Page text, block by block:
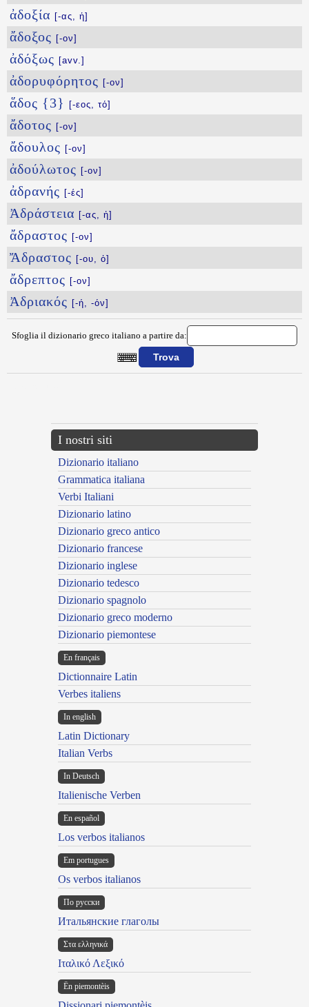
ἀδοξία [-ας, ἡ]
ἄδοξος [-ον]
ἀδόξως [avv.]
ἀδορυφόρητος [-ον]
ἅδος {3} [-εος, τό]
ἄδοτος [-ον]
ἄδουλος [-ον]
ἀδούλωτος [-ον]
ἀδρανής [-ές]
Ἀδράστεια [-ας, ἡ]
ἄδραστος [-ον]
Ἄδραστος [-ου, ὁ]
ἄδρεπτος [-ον]
Ἀδριακός [-ή, -όν]
Sfoglia il dizionario greco italiano a partire da:
I nostri siti
Dizionario italiano
Grammatica italiana
Verbi Italiani
Dizionario latino
Dizionario greco antico
Dizionario francese
Dizionario inglese
Dizionario tedesco
Dizionario spagnolo
Dizionario greco moderno
Dizionario piemontese
En français
Dictionnaire Latin
Verbes italiens
In english
Latin Dictionary
Italian Verbs
In Deutsch
Italienische Verben
En español
Los verbos italianos
Em portugues
Os verbos italianos
По русски
Итальянские глаголы
Στα ελληνικά
Ιταλικό Λεξικό
Ën piemontèis